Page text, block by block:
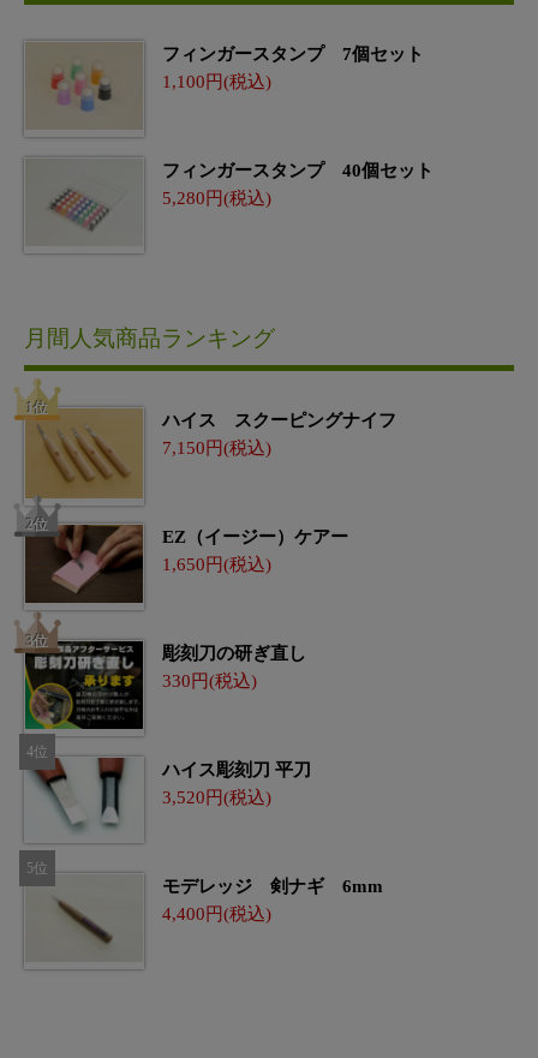
フィンガースタンプ 7個セット
1,100
フィンガースタンプ 40個セット
5,280
月間人気商品ランキング
ハイス スクーピングナイフ
7,150
EZ（イージー）ケアー
1,650
彫刻刀の研ぎ直し
330
ハイス彫刻刀 平刀
3,520
モデレッジ 剣ナギ 6mm
4,400